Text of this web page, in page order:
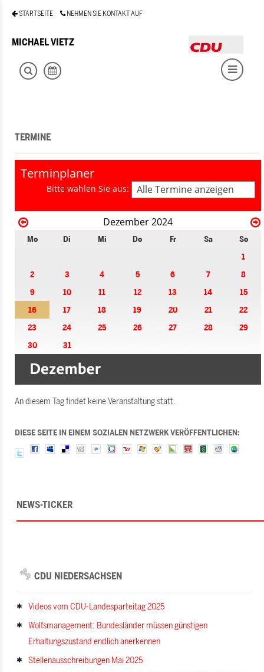
STARTSEITE NEHMEN SIE KONTAKT AUF
MICHAEL VIETZ
TERMINE
Terminplaner
Bitte wählen Sie aus: Alle Termine anzeigen
Dezember 2024
Mo Di Mi Do Fr Sa
So
1
2
3 4 5 6 7
8
9
10 11 12 13 14
15
16
17 18 19 20 21
22
23
24 25 26 27 28
29
30
31
An diesem Tag findet keine Veranstaltung statt.
DIESE SEITE IN EINEM SOZIALEN NETZWERK VERÖFFENTLICHEN:
NEWS-TICKER
CDU NIEDERSACHSEN
Videos vom CDU-Landesparteitag 2025
Wolfsmanagement: Bundesländer müssen günstigen
Erhaltungszustand endlich anerkennen
Stellenausschreibungen Mai 2025